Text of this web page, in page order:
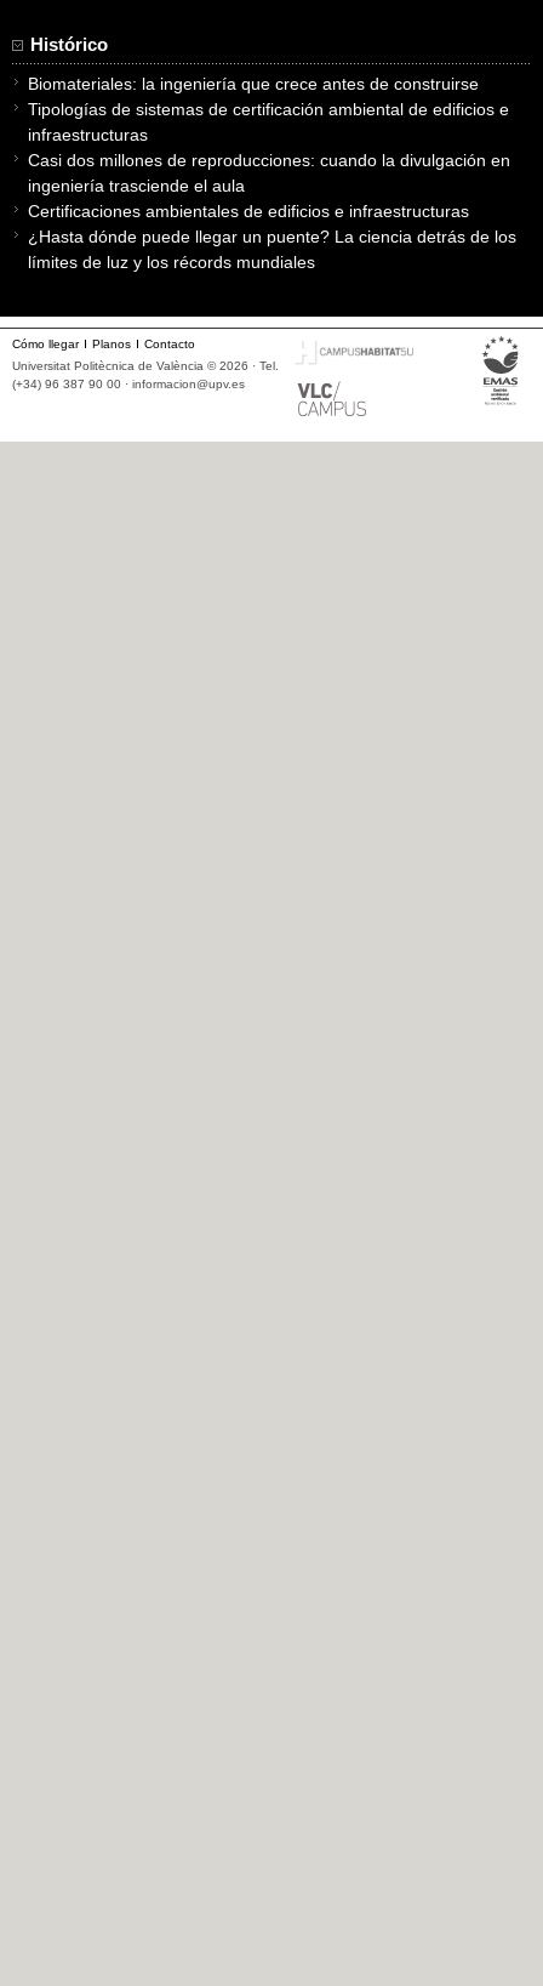
Histórico
Biomateriales: la ingeniería que crece antes de construirse
Tipologías de sistemas de certificación ambiental de edificios e
infraestructuras
Casi dos millones de reproducciones: cuando la divulgación en
ingeniería trasciende el aula
Certificaciones ambientales de edificios e infraestructuras
¿Hasta dónde puede llegar un puente? La ciencia detrás de los
límites de luz y los récords mundiales
Cómo llegar Planos
Contacto
Universitat Politècnica de València © 2026 · Tel.
(+34) 96 387 90 00 · informacion@upv.es